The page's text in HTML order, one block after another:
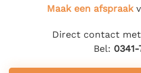
Maak een afspraak
Direct contact
Bel: